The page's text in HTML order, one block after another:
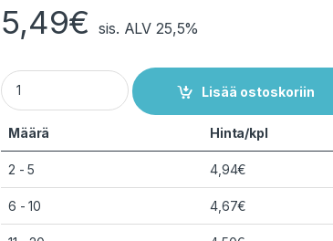
5,49€ sis. ALV 25,5%
10 kpl AA LR6 PC1500 Duracell Procell 1,5 V
Lisää ostoskoriin
Määrä Hinta/kpl
2 - 5 4,94€
6 - 10 4,67€